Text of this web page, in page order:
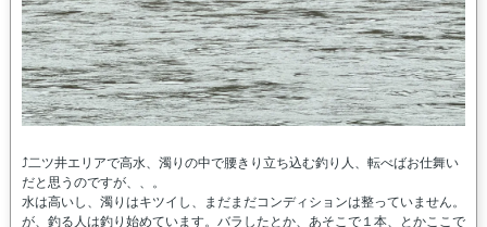
⤴二ツ井エリアで高水、濁りの中で腰きり立ち込む釣り人、転べばお仕舞い
だと思うのですが、、。
水は高いし、濁りはキツイし、まだまだコンディションは整っていません。
が、釣る人は釣り始めています。バラしたとか、あそこで１本、とかここで